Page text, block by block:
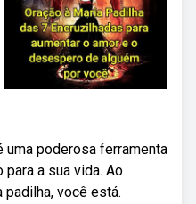
uma poderosa ferramenta
para a sua vida. Ao
você está.